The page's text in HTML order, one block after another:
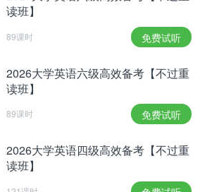
读班】
89课时 免费试听
2026大学英语六级高效备考【不过重
读班】
89课时 免费试听
2026大学英语四级高效备考【不过重
读班】